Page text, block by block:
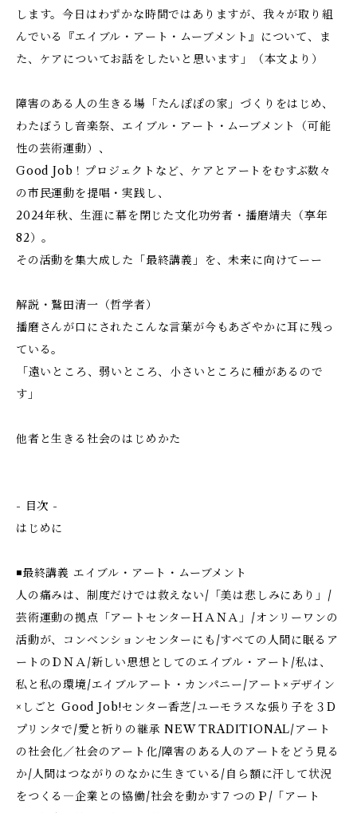
します。今日はわずかな時間ではありますが、我々が取り組
んでいる『エイブル・アート・ムーブメント』について、ま
た、ケアについてお話をしたいと思います――」（本文より）
障害のある人の生きる場「たんぽぽの家」づくりをはじめ、
わたぼうし音楽祭、エイブル・アート・ムーブメント（可能
性の芸術運動）、
Good Job！プロジェクトなど、ケアとアートをむすぶ数々
の市民運動を提唱・実践し、
2024年秋、生涯に幕を閉じた文化功労者・播磨靖夫（享年
82）。
その活動を集大成した「最終講義」を、未来に向けてーー
解説・鷲田清一（哲学者）
播磨さんが口にされたこんな言葉が今もあざやかに耳に残っ
ている。
――「遠いところ、弱いところ、小さいところに種があるので
す」
他者と生きる社会のはじめかた
- 目次 -
はじめに
◾️最終講義 エイブル・アート・ムーブメント
人の痛みは、制度だけでは救えない/「美は悲しみにあり」/
芸術運動の拠点「アートセンターＨＡＮＡ」/オンリーワンの
活動が、コンベンションセンターにも/すべての人間に眠るア
ートのＤＮＡ/新しい思想としてのエイブル・アート/私は、
私と私の環境/エイブルアート・カンパニー/アート×デザイン
×しごと Good Job!センター香芝/ユーモラスな張り子を３D
プリンタで/愛と祈りの継承 NEW TRADITIONAL/アート
の社会化／社会のアート化/障害のある人のアートをどう見る
か/人間はつながりのなかに生きている/自ら額に汗して状況
をつくる―企業との協働/社会を動かす７つのＰ/「アート